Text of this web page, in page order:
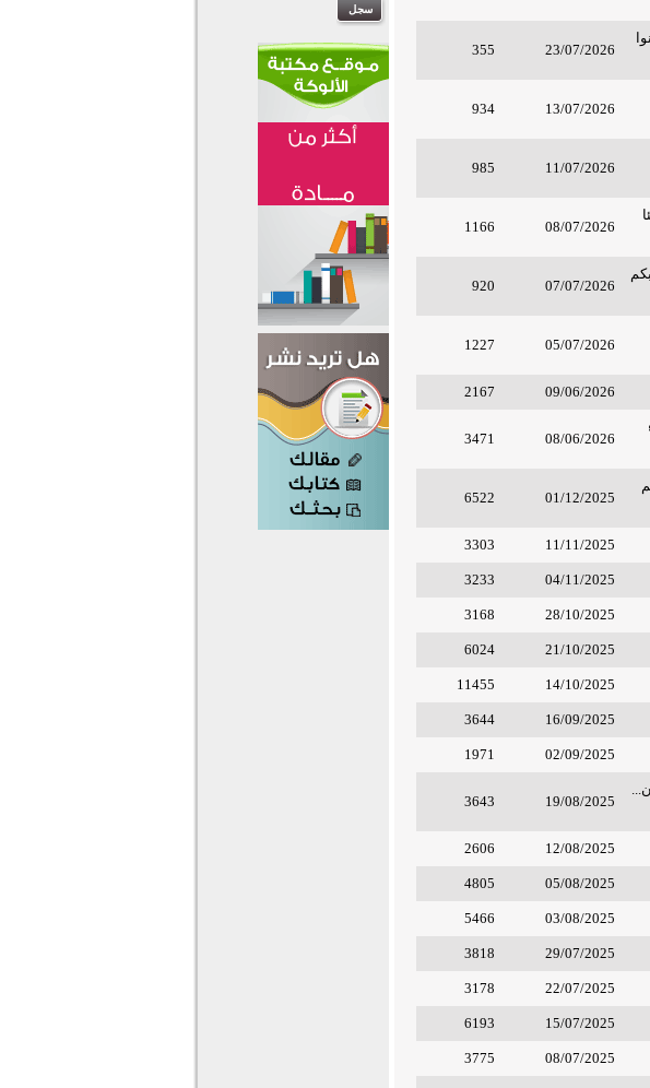
23/07/2026
355
13/07/2026
934
11/07/2026
985
08/07/2026
1166
07/07/2026
920
05/07/2026
1227
09/06/2026
2167
08/06/2026
3471
01/12/2025
6522
11/11/2025
3303
04/11/2025
3233
28/10/2025
3168
21/10/2025
6024
14/10/2025
11455
16/09/2025
3644
02/09/2025
1971
19/08/2025
3643
12/08/2025
2606
05/08/2025
4805
03/08/2025
5466
29/07/2025
3818
22/07/2025
3178
15/07/2025
6193
08/07/2025
3775